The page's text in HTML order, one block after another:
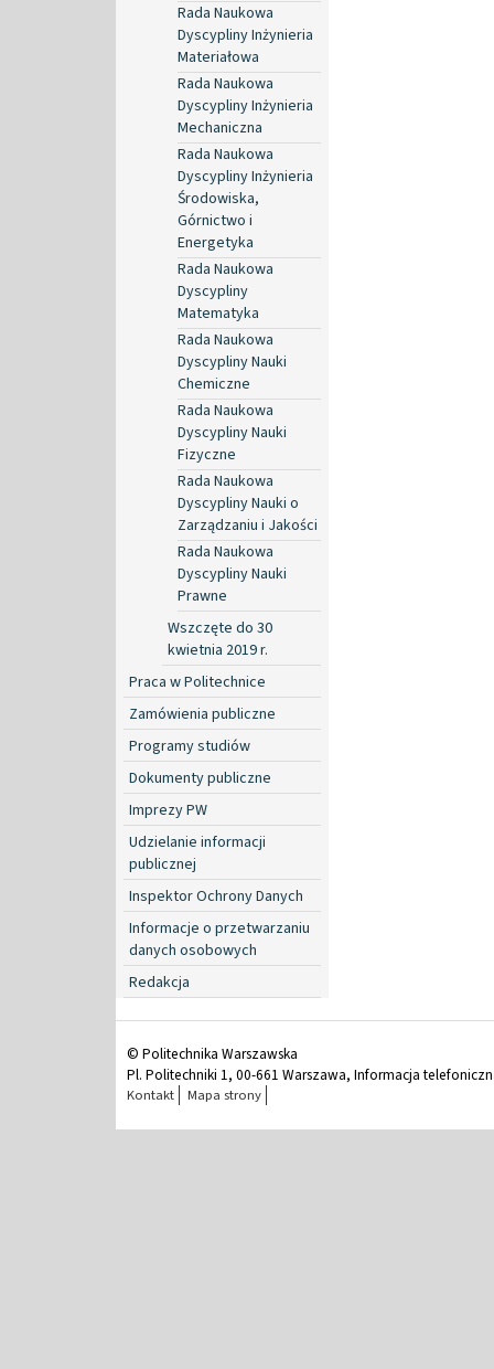
Rada Naukowa
Dyscypliny Inżynieria
Materiałowa
Rada Naukowa
Dyscypliny Inżynieria
Mechaniczna
Rada Naukowa
Dyscypliny Inżynieria
Środowiska,
Górnictwo i
Energetyka
Rada Naukowa
Dyscypliny
Matematyka
Rada Naukowa
Dyscypliny Nauki
Chemiczne
Rada Naukowa
Dyscypliny Nauki
Fizyczne
Rada Naukowa
Dyscypliny Nauki o
Zarządzaniu i Jakości
Rada Naukowa
Dyscypliny Nauki
Prawne
Wszczęte do 30
kwietnia 2019 r.
Praca w Politechnice
Zamówienia publiczne
Programy studiów
Dokumenty publiczne
Imprezy PW
Udzielanie informacji
publicznej
Inspektor Ochrony Danych
Informacje o przetwarzaniu
danych osobowych
Redakcja
© Politechnika Warszawska
Pl. Politechniki 1, 00-661 Warszawa, Informacja
Kontakt Mapa strony